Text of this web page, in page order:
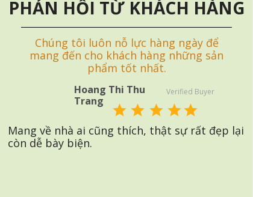
Chúng tôi luôn nỗ lực hàng ngày để
mang đến cho khách hàng những sản
phẩm tốt nhất.
PHẢN HỒI TỪ KHÁCH HÀNG
Mang về nhà ai cũng thích, thật sự rất đẹp lại
còn dễ bày biện.
Hoang Thi Thu
Trang
Verified Buyer